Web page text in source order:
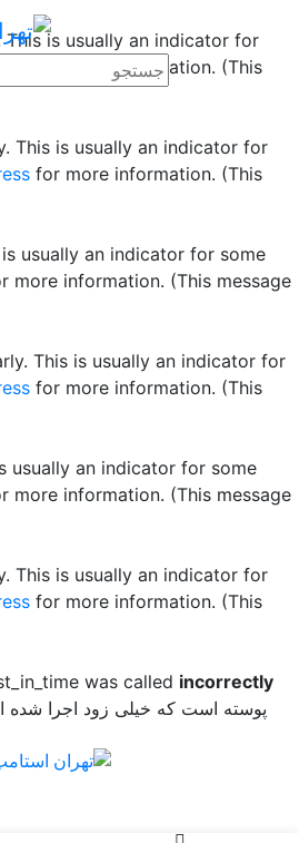
is usually an indicator for
for more information. (This
This is usually an indicator for
for more information. (This
usually an indicator for some
more information. (This message
This is usually an indicator for
for more information. (This
usually an indicator for some
more information. (This message
This is usually an indicator for
for more information. (This
was called incorrectly
پوسته است که خیلی زود اجرا شده